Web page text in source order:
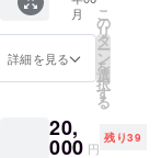
ビール
をたく
さん飲
んでい
ただき
10杯+1
杯（パ
月
詳細を見る
こ
の
リ
タ
ー
ン
を
選
択
す
る
20,
000 円
残り39